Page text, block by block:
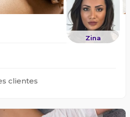
Zina
clientes